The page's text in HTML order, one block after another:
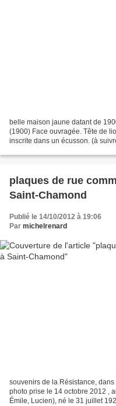
belle maison jaune datant de
(1900) Face ouvragée. Tête de
inscrite dans un écusson. (à
plaques de rue
Saint-Chamond
Publié le 14/10/2012 à 19:06
Par michelrenard
souvenirs de la Résistance,
photo prise le 14 octobre 2012 ,
Émile, Lucien), né le 31 juillet